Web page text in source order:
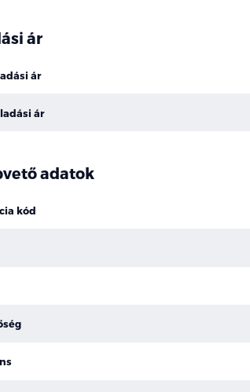
ár
ár
ár
adatok
kód